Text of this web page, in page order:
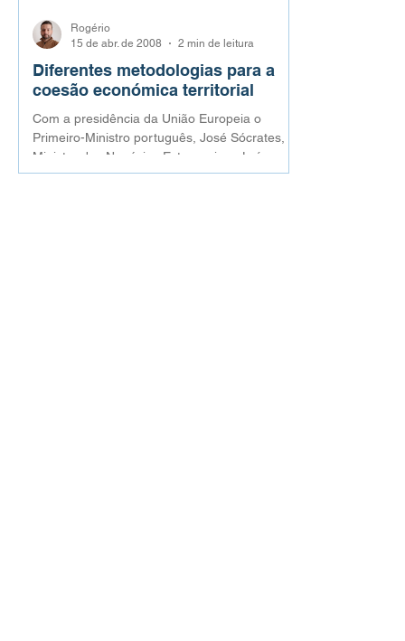
Diferentes metodologias para a
coesão económica territorial
Com a presidência da União Europeia o
Primeiro-Ministro português, José Sócrates, o
Ministro dos Negócios Estrangeiros, Luís
Amado, e o...
Rogério
15 de abr. de 2008
2 min de leitura